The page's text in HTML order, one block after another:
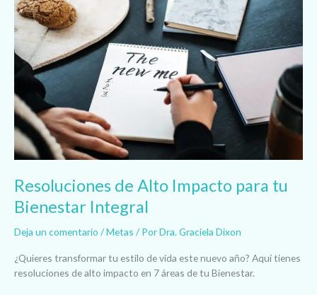
Resoluciones de Alto Impacto para tu
Bienestar Integral
Deja un comentario /Metas / PorDra. Graciela Dixon
¿Quieres transformar tu estilo de vida este nuevo año? Aquí tienes
resoluciones de alto impacto en 7 áreas de tu Bienestar.
Resoluciones
de
Alto
Impacto
para
tu
Bienestar
Integral